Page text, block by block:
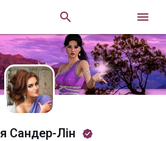
 
Сандер-Лін